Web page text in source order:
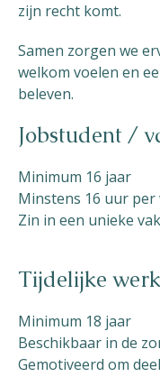
zijn recht komt.
Samen zorgen we
welkom voelen en
beleven.
Jobstudent /
Minimum 16 jaar
Minstens 16 uur
Zin in een unieke
Tijdelijke
Minimum 18 jaar
Beschikbaar in de
Gemotiveerd om